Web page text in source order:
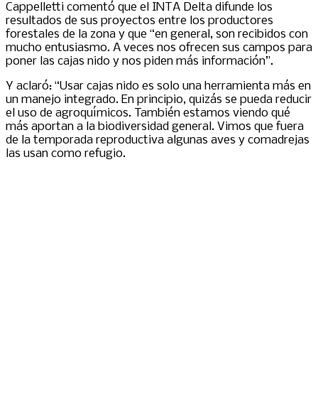
Cappelletti comentó que el INTA Delta difunde los
resultados de sus proyectos entre los productores
forestales de la zona y que “en general, son recibidos con
mucho entusiasmo. A veces nos ofrecen sus campos para
poner las cajas nido y nos piden más información”.
Y aclaró: “Usar cajas nido es solo una herramienta más en
un manejo integrado. En principio, quizás se pueda reducir
el uso de agroquímicos. También estamos viendo qué
más aportan a la biodiversidad general. Vimos que fuera
de la temporada reproductiva algunas aves y comadrejas
las usan como refugio.